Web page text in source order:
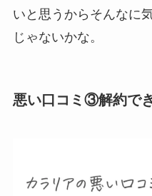
いと思うからそんなに
じゃないかな。
悪い口コミ③解約で